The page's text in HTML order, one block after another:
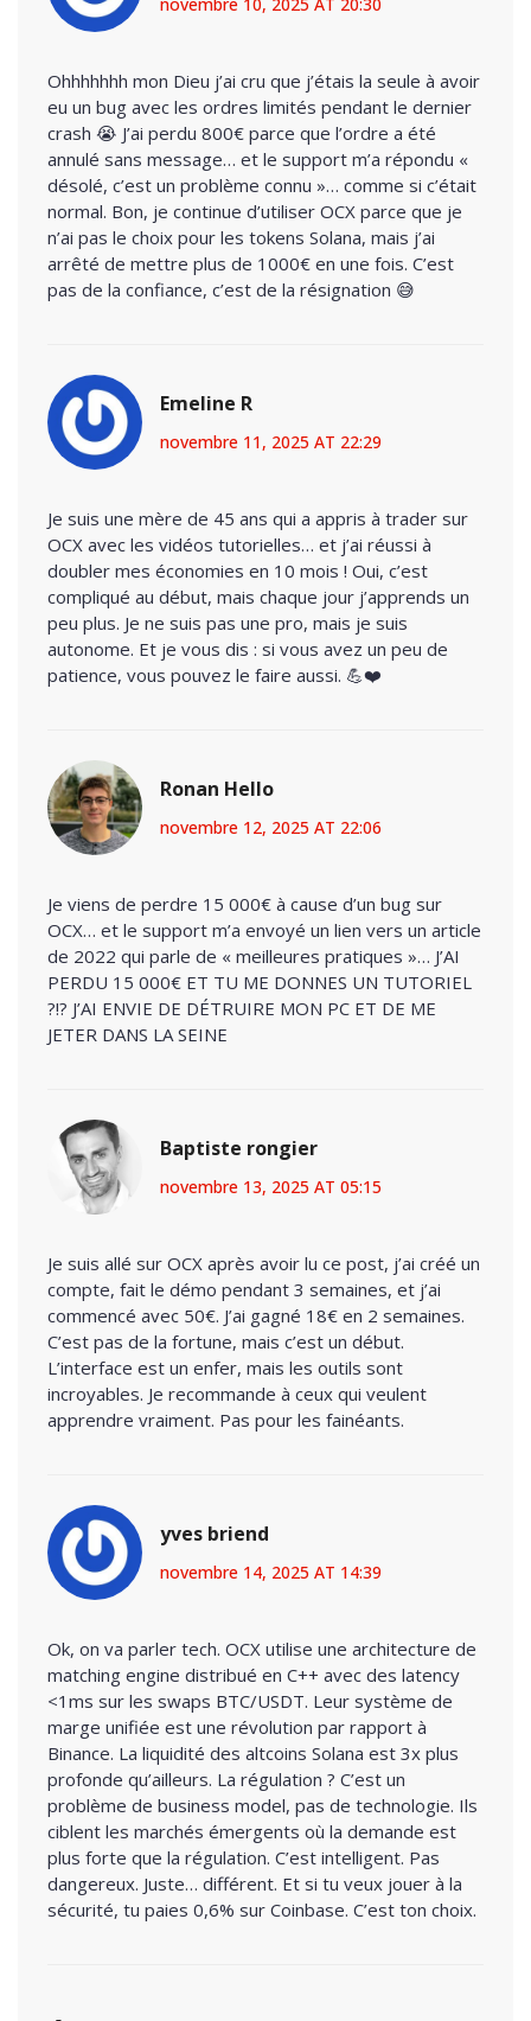
Ohhhhhhh mon Dieu j’ai cru que j’étais la seule à avoir
eu un bug avec les ordres limités pendant le dernier
crash 😭 J’ai perdu 800€ parce que l’ordre a été
annulé sans message… et le support m’a répondu «
désolé, c’est un problème connu »… comme si c’était
normal. Bon, je continue d’utiliser OCX parce que je
n’ai pas le choix pour les tokens Solana, mais j’ai
arrêté de mettre plus de 1000€ en une fois. C’est
pas de la confiance, c’est de la résignation 😅
Emeline R
novembre 11, 2025 AT 22:29
Je suis une mère de 45 ans qui a appris à trader sur
OCX avec les vidéos tutorielles… et j’ai réussi à
doubler mes économies en 10 mois ! Oui, c’est
compliqué au début, mais chaque jour j’apprends un
peu plus. Je ne suis pas une pro, mais je suis
autonome. Et je vous dis : si vous avez un peu de
patience, vous pouvez le faire aussi. 💪❤️
Ronan Hello
novembre 12, 2025 AT 22:06
Je viens de perdre 15 000€ à cause d’un bug sur
OCX… et le support m’a envoyé un lien vers un article
de 2022 qui parle de « meilleures pratiques »… J’AI
PERDU 15 000€ ET TU ME DONNES UN TUTORIEL
?!? J’AI ENVIE DE DÉTRUIRE MON PC ET DE ME
JETER DANS LA SEINE
Baptiste rongier
novembre 13, 2025 AT 05:15
Je suis allé sur OCX après avoir lu ce post, j’ai créé un
compte, fait le démo pendant 3 semaines, et j’ai
commencé avec 50€. J’ai gagné 18€ en 2 semaines.
C’est pas de la fortune, mais c’est un début.
L’interface est un enfer, mais les outils sont
incroyables. Je recommande à ceux qui veulent
apprendre vraiment. Pas pour les fainéants.
yves briend
novembre 14, 2025 AT 14:39
Ok, on va parler tech. OCX utilise une architecture de
matching engine distribué en C++ avec des latency
<1ms sur les swaps BTC/USDT. Leur système de
marge unifiée est une révolution par rapport à
Binance. La liquidité des altcoins Solana est 3x plus
profonde qu’ailleurs. La régulation ? C’est un
problème de business model, pas de technologie. Ils
ciblent les marchés émergents où la demande est
plus forte que la régulation. C’est intelligent. Pas
dangereux. Juste… différent. Et si tu veux jouer à la
sécurité, tu paies 0,6% sur Coinbase. C’est ton choix.